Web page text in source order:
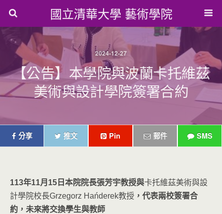
國立清華大學 藝術學院
2024-12-27
【公告】本學院與波蘭卡托維茲
美術與設計學院簽署合約
分享 推文 Pin 郵件 SMS
113年11月15日本院院長張芳宇教授與卡托維茲美術與設
計學院校長Grzegorz Hańderek教授 ，代表兩校簽署合
約，未來將交換學生與教師